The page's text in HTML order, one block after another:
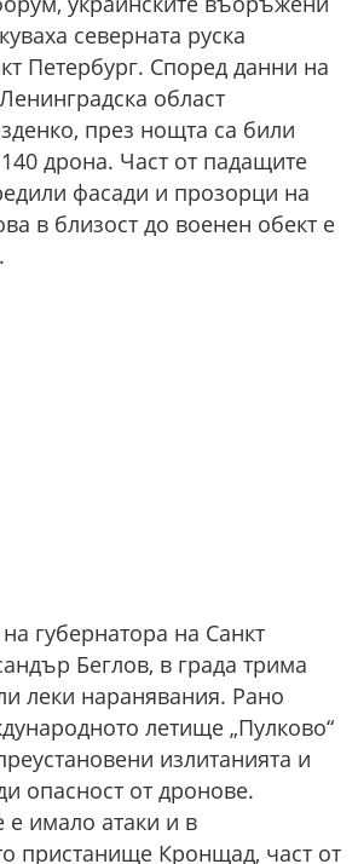
северната руска
Петербург. Според данни на
област
през нощта са били
дрона. Част от падащите
фасади и прозорци на
в близост до военен обект е
губернатора на Санкт
Беглов, в града трима
леки наранявания. Рано
летище „Пулково“
излитанията и
опасност от дронове.
имало атаки и в
пристанище Кронщад, част от